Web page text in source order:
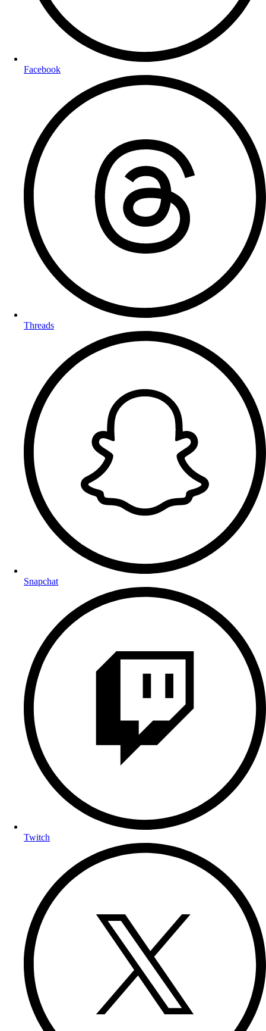
Facebook
Threads
Snapchat
Twitch